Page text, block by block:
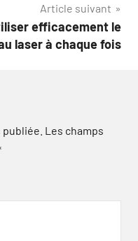
Article suivant
efficacement le
laser à chaque fois
Les champs